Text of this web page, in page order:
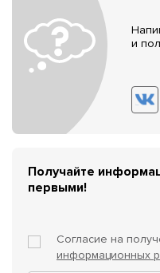
и
Получайте
первыми!
Согласие на
информационных